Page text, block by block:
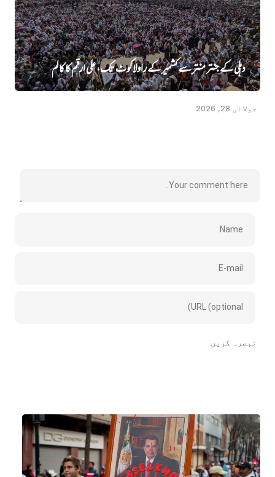
دہلی کے جنتر منتر سے کشمیر کے راولاکوٹ تک، علی ارقم کا کالم
جولائی 28, 2026